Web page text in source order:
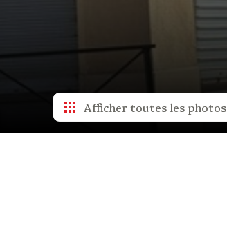
Afficher toutes les photos